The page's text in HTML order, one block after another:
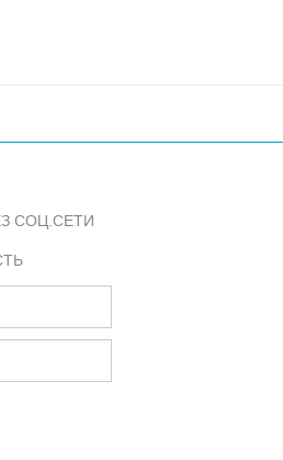
СОЦ.СЕТИ